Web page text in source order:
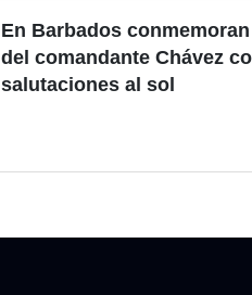
En Barbados
del comandante Chávez
salutaciones al sol